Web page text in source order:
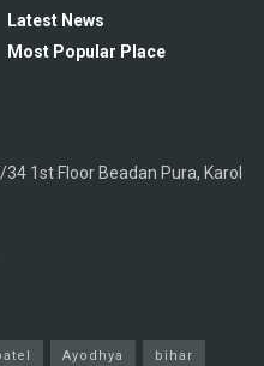
Latest News
Most Popular Place
1st Floor Beadan Pura, Karol
Ayodhya bihar